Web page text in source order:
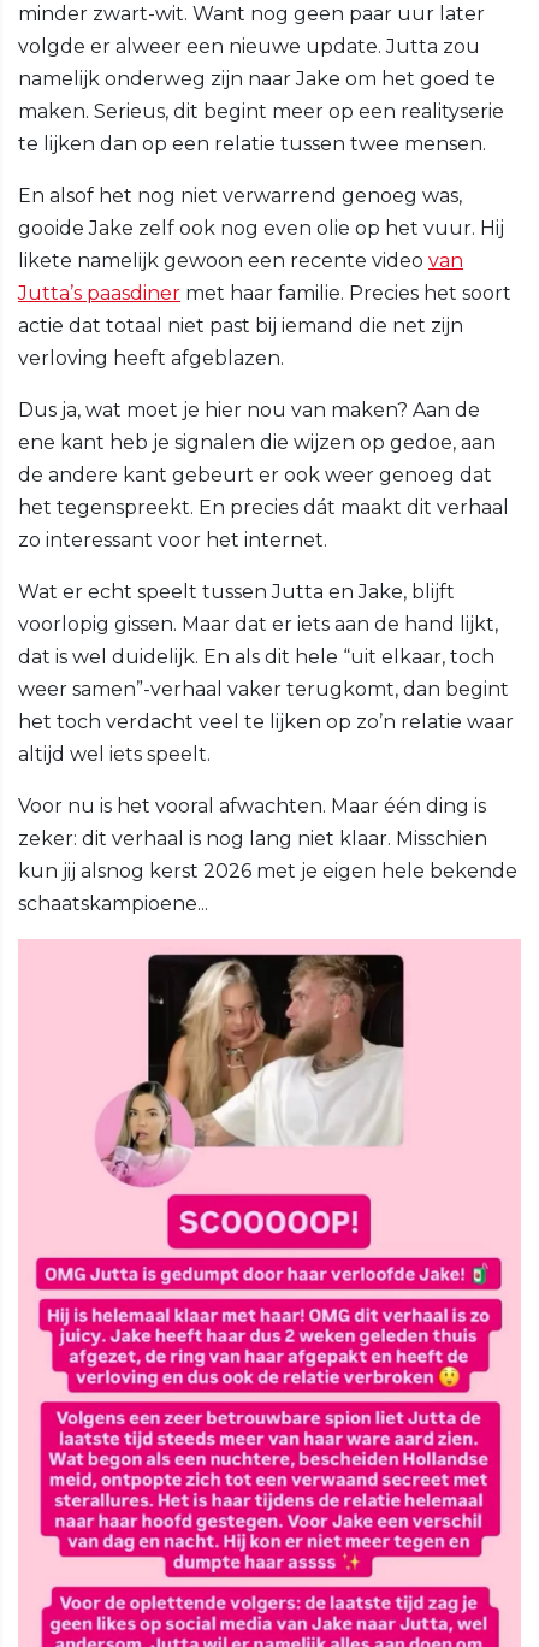
minder zwart-wit. Want nog geen paar uur later
volgde er alweer een nieuwe update. Jutta zou
namelijk onderweg zijn naar Jake om het goed te
maken. Serieus, dit begint meer op een realityserie
te lijken dan op een relatie tussen twee mensen.
En alsof het nog niet verwarrend genoeg was,
gooide Jake zelf ook nog even olie op het vuur. Hij
likete namelijk gewoon een recente video van
Jutta’s paasdiner met haar familie. Precies het soort
actie dat totaal niet past bij iemand die net zijn
verloving heeft afgeblazen.
Dus ja, wat moet je hier nou van maken? Aan de
ene kant heb je signalen die wijzen op gedoe, aan
de andere kant gebeurt er ook weer genoeg dat
het tegenspreekt. En precies dát maakt dit verhaal
zo interessant voor het internet.
Wat er echt speelt tussen Jutta en Jake, blijft
voorlopig gissen. Maar dat er iets aan de hand lijkt,
dat is wel duidelijk. En als dit hele “uit elkaar, toch
weer samen”-verhaal vaker terugkomt, dan begint
het toch verdacht veel te lijken op zo’n relatie waar
altijd wel iets speelt.
Voor nu is het vooral afwachten. Maar één ding is
zeker: dit verhaal is nog lang niet klaar. Misschien
kun jij alsnog kerst 2026 met je eigen hele bekende
schaatskampioene...